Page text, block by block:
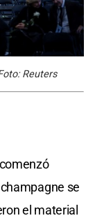
Reuters
se
el material